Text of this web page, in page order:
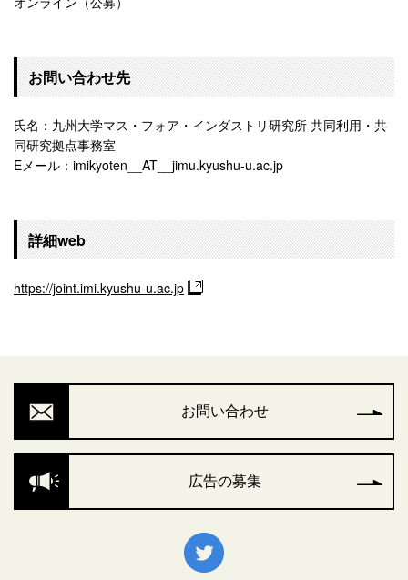
お問い合わせ先
氏名：九州⼤学マス・フォア・インダストリ研究所 共同利⽤・共
同研究拠点事務室
Eメール：imikyoten__AT__jimu.kyushu-u.ac.jp
詳細web
https://joint.imi.kyushu-u.ac.jp
お問い合わせ
広告の募集